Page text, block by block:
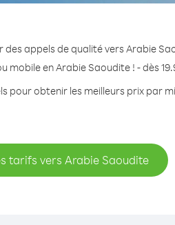
des appels de qualité vers Arabie
mobile en Arabie Saoudite ! - dès
pour obtenir les meilleurs prix par
tarifs vers Arabie Saoudite